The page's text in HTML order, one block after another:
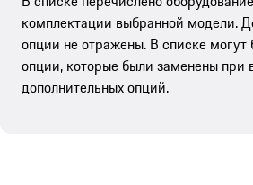
комплектации выбранной модели.
опции не отражены. В списке
опции, которые были заменены при
дополнительных опций.